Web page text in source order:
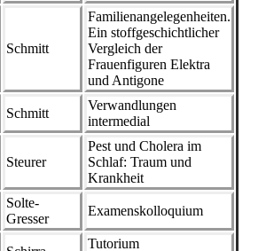
Schmitt
Familienangelegenheiten.
Ein stoffgeschichtlicher
Vergleich der
Frauenfiguren Elektra
und Antigone
Schmitt
Verwandlungen
intermedial
Steurer
Pest und Cholera im
Schlaf: Traum und
Krankheit
Solte-
Gresser
Examenskolloquium
Tutorium